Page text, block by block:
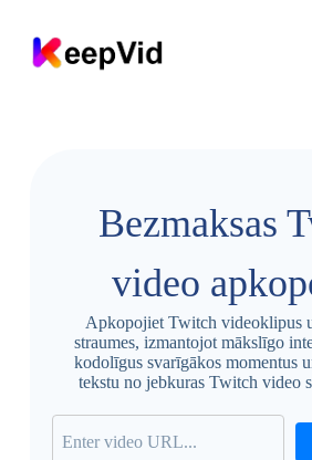
Bezmaksas
video
Apkopojiet Twitch videoklipus
straumes, izmantojot mākslīgo
kodolīgus svarīgākos momentus
tekstu no jebkuras Twitch video